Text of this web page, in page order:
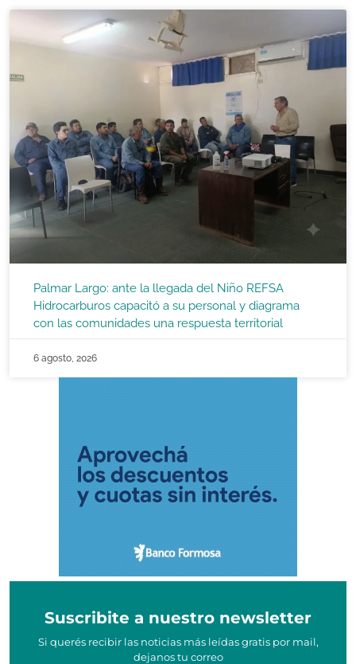
Palmar Largo: ante la llegada del Niño REFSA
Hidrocarburos capacitó a su personal y diagrama
con las comunidades una respuesta territorial
6 agosto, 2026
Suscribite a nuestro newsletter
Si querés recibir las noticias más leídas gratis por mail,
dejanos tu correo